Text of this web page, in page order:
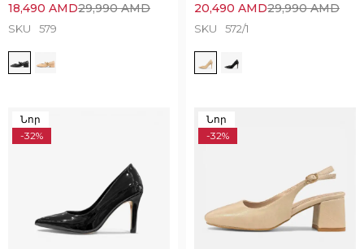
29,990AMD
18,490 AMD
SKU 579
29,990AMD
20,490 AMD
SKU 572/1
Նոր
-32%
Նոր
-32%